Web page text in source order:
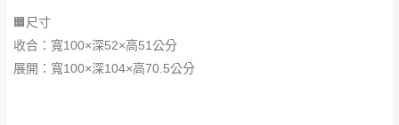
🟧尺寸
收合：寬100×深52×高51公分
展開：寬100×深104×高70.5公分